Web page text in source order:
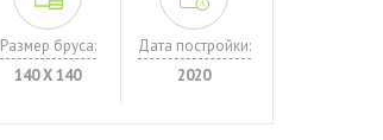
Размер бруса:
140 Х 140
Дата постройки:
2020